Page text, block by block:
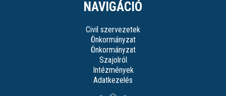
NAVIGÁCIÓ
Civil szervezetek
Önkormányzat
Önkormányzat
Szajolról
Intézmények
Adatkezelés